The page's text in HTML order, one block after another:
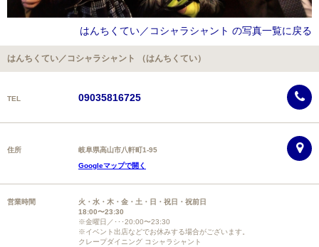
はんちくてい／コシャラシャント の写真一覧に戻る
はんちくてい／コシャラシャント （はんちくてい）
TEL 09035816725
住所
岐阜県高山市八軒町1-95
Googleマップで開く
営業時間
火・水・木・金・土・日・祝日・祝前日
18:00〜23:30
※金曜日／･･･20:00〜23:30
※イベント出店などでお休みする場合がございます。
クレープダイニング コシャラシャント